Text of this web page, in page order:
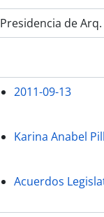
Presidencia de
2011-09-13
Karina Anabel
Acuerdos